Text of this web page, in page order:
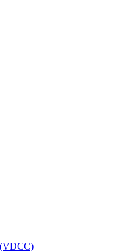
(VDCC)